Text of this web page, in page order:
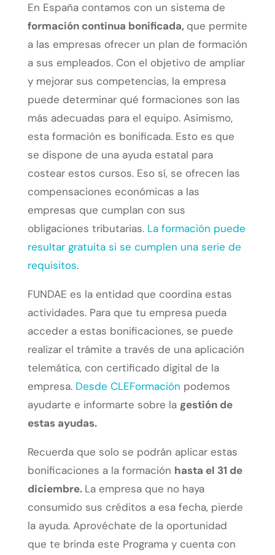
En España contamos con un sistema de
formación continua bonificada, que permite
a las empresas ofrecer un plan de formación
a sus empleados. Con el objetivo de ampliar
y mejorar sus competencias, la empresa
puede determinar qué formaciones son las
más adecuadas para el equipo. Asimismo,
esta formación es bonificada. Esto es que
se dispone de una ayuda estatal para
costear estos cursos. Eso sí, se ofrecen las
compensaciones económicas a las
empresas que cumplan con sus
obligaciones tributarias. La formación puede
resultar gratuita si se cumplen una serie de
requisitos.
FUNDAE es la entidad que coordina estas
actividades. Para que tu empresa pueda
acceder a estas bonificaciones, se puede
realizar el trámite a través de una aplicación
telemática, con certificado digital de la
empresa. Desde CLEFormación podemos
ayudarte e informarte sobre la gestión de
estas ayudas.
Recuerda que solo se podrán aplicar estas
bonificaciones a la formación hasta el 31 de
diciembre. La empresa que no haya
consumido sus créditos a esa fecha, pierde
la ayuda. Aprovéchate de la oportunidad
que te brinda este Programa y cuenta con